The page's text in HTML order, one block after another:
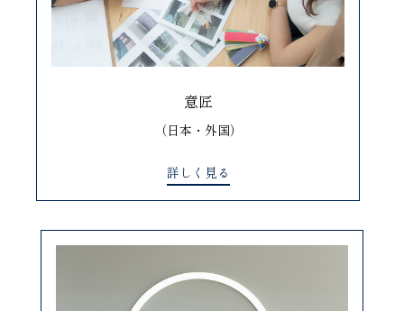
意匠
（日本・外国）
詳しく見る